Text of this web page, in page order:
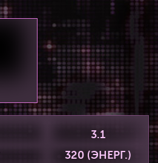
3.1
320 (ЭНЕРГ.)